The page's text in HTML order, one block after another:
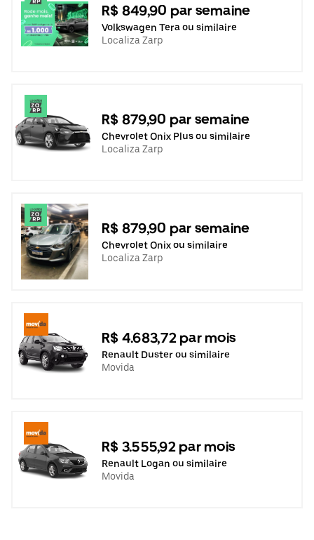
R$ 849,90 par semaine
Volkswagen Tera ou similaire
Localiza Zarp
R$ 879,90 par semaine
Chevrolet Onix Plus ou similaire
Localiza Zarp
R$ 879,90 par semaine
Chevrolet Onix ou similaire
Localiza Zarp
R$ 4.683,72 par mois
Renault Duster ou similaire
Movida
R$ 3.555,92 par mois
Renault Logan ou similaire
Movida